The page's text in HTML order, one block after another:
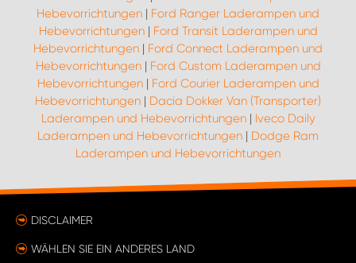
Hebevorrichtungen | Ford Ranger Laderampen und
Hebevorrichtungen| Ford Transit Laderampen und
Hebevorrichtungen | Ford Connect Laderampen und
Hebevorrichtungen| Ford Custom Laderampen und
Hebevorrichtungen| Ford Courier Laderampen und
Hebevorrichtungen | Dacia Dokker Van (Transporter)
Laderampen und Hebevorrichtungen| Iveco Daily
Laderampen und Hebevorrichtungen | Dodge Ram
Laderampen und Hebevorrichtungen
DISCLAIMER
WÄHLEN SIE EIN ANDERES LAND